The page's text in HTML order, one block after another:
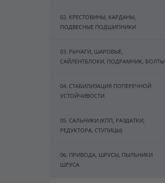
02. КРЕСТОВИНЫ, КАРДАНЫ,
ПОДВЕСНЫЕ ПОДШИПНИКИ
03. РЫЧАГИ, ШАРОВЫЕ,
САЙЛЕНТБЛОКИ, ПОДРАМНИК, БОЛТЫ
04. СТАБИЛИЗАЦИЯ ПОПЕРЕЧНОЙ
УСТОЙЧИВОСТИ
05. САЛЬНИКИ (КПП, РАЗДАТКИ,
РЕДУКТОРА, СТУПИЦЫ)
06. ПРИВОДА, ШРУСЫ, ПЫЛЬНИКИ
ШРУСА